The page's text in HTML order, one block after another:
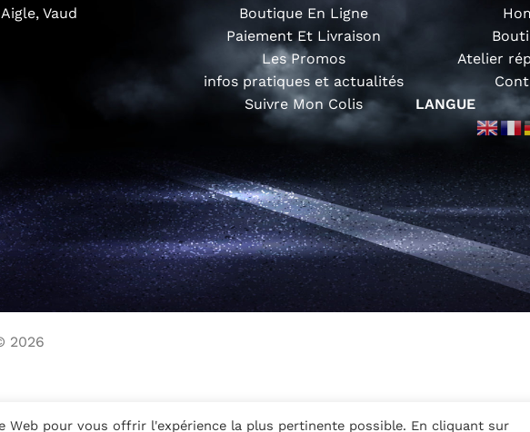
Aigle, Vaud
Boutique En Ligne
Paiement Et Livraison
Les Promos
infos pratiques et actualités
Suivre Mon Colis
Atelier
LANGUE
2026
pour vous offrir l'expérience la plus pertinente possible. En cliquant sur